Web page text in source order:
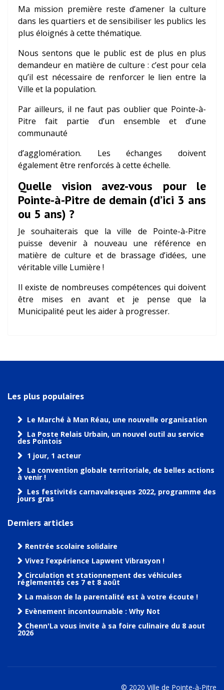
Ma mission première reste d’amener la culture
dans les quartiers et de sensibiliser les publics les
plus éloignés à cette thématique.
Nous sentons que le public est de plus en plus
demandeur en matière de culture : c’est pour cela
qu’il est nécessaire de renforcer le lien entre la
Ville et la population.
Par ailleurs, il ne faut pas oublier que Pointe-à-
Pitre fait partie d’un ensemble et d’une
communauté
d’agglomération. Les échanges doivent
également être renforcés à cette échelle.
Quelle vision avez-vous pour le
Pointe-à-Pitre de demain (d’ici 3 ans
ou 5 ans) ?
Je souhaiterais que la ville de Pointe-à-Pitre
puisse devenir à nouveau une référence en
matière de culture et de brassage d’idées, une
véritable ville Lumière !
Il existe de nombreuses compétences qui doivent
être mises en avant et je pense que la
Municipalité peut les aider à progresser.
Les plus populaires
Le Marché à Man Réau, une nouvelle organisation
La Poste Relais Urbain, un nouvel outil au service
des Pointois
1 jour, 1 acteur
La convention globale territoriale, de belles actions
à venir !
Les festivités carnavalesques 2022, programme des
jours gras
Derniers articles
Rentrée scolaire solidaire
Vivez l’expérience Lapwent Vibrasyon !
Circulation et stationnement des véhicules
réglementés ces 7 et 8 août
La maison de la parentalité est à votre écoute !
Evènement incontournable : Why Not
Chenn'La vous invite à sa foire culinaire du 8 aout
2026
© 2020 Ville de Pointe-à-Pitre